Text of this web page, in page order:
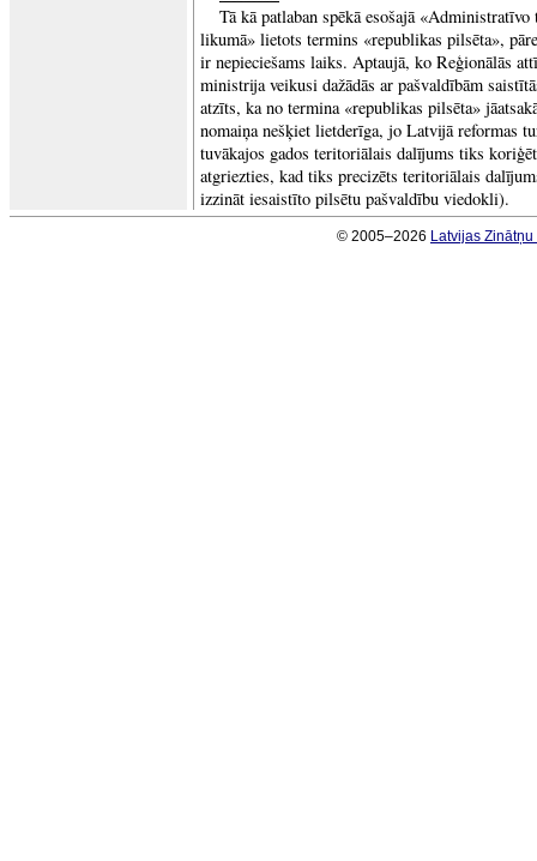
Tā kā patlaban spēkā esošajā
likumā» lietots termins «republikas pilsēta»,
ir nepieciešams laiks. Aptaujā, ko Reģionālās
ministrija veikusi dažādās ar pašvaldībām
atzīts, ka no termina «republikas pilsēta»
nomaiņa nešķiet lietderīga, jo Latvijā reformas
tuvākajos gados teritoriālais dalījums tiks
atgriezties, kad tiks precizēts teritoriālais
izzināt iesaistīto pilsētu pašvaldību viedokli).
© 2005–2026 Latvijas